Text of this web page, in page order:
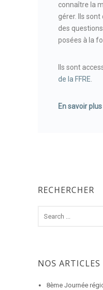
connaître la
gérer. Ils
des
posées à la
Ils sont
de la FFRE.
En savoir plus
RECHERCHER
NOS ARTICLES
8ème Journée